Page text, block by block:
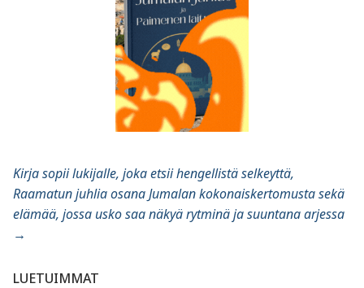
Kirja sopii lukijalle, joka etsii hengellistä selkeyttä,
Raamatun juhlia osana Jumalan kokonaiskertomusta sekä
elämää, jossa usko saa näkyä rytminä ja suuntana arjessa
→
LUETUIMMAT